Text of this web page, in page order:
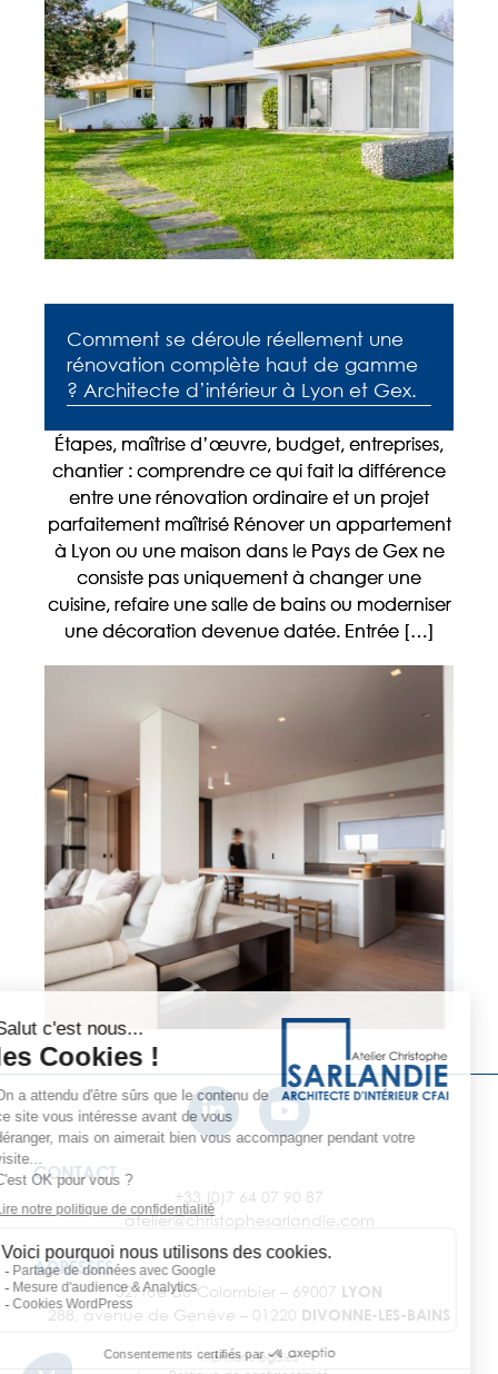
Comment se déroule réellement une
rénovation complète haut de gamme
? Architecte d’intérieur à Lyon et Gex.
Étapes, maîtrise d’œuvre, budget, entreprises,
chantier : comprendre ce qui fait la différence
entre une rénovation ordinaire et un projet
parfaitement maîtrisé Rénover un appartement
à Lyon ou une maison dans le Pays de Gex ne
consiste pas uniquement à changer une
cuisine, refaire une salle de bains ou moderniser
une décoration devenue datée. Entrée […]
CONTACT
+33 (0)7 64 07 90 87
atelier@christophesarlandie.com
ADRESSES
52, rue du Colombier – 69007 LYON
288, avenue de Genève – 01220 DIVONNE-LES-BAINS
Mentions légales